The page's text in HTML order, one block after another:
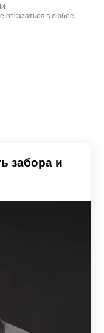
отказаться в любое
забора и